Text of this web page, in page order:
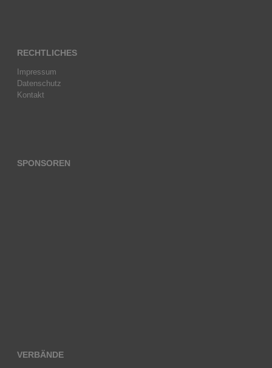
RECHTLICHES
Impressum
Datenschutz
Kontakt
SPONSOREN
VERBÄNDE